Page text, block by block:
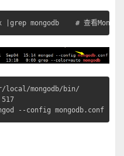
mongodb    # 查看
mongodb/bin/        # 进
# 杀
--config mongodb.conf  # 重